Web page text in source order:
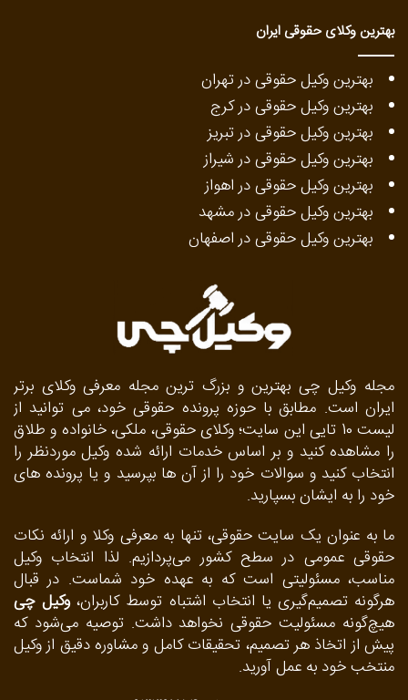
بهترین وکلای حقوقی ایران
بهترین وکیل حقوقی در تهران
بهترین وکیل حقوقی در کرج
بهترین وکیل حقوقی در تبریز
بهترین وکیل حقوقی در شیراز
بهترین وکیل حقوقی در اهواز
بهترین وکیل حقوقی در مشهد
بهترین وکیل حقوقی در اصفهان
مجله وکیل چی بهترین و بزرگ ترین مجله معرفی وکلای برتر
ایران است. مطابق با حوزه پرونده حقوقی خود، می توانید از
لیست 10 تایی این سایت؛ وکلای حقوقی، ملکی، خانواده و طلاق
را مشاهده کنید و بر اساس خدمات ارائه شده وکیل موردنظر را
انتخاب کنید و سوالات خود را از آن ها بپرسید و یا پرونده های
خود را به ایشان بسپارید.
ما به‌ عنوان یک سایت حقوقی، تنها به معرفی وکلا و ارائه نکات
حقوقی عمومی در سطح کشور می‌پردازیم. لذا انتخاب وکیل
مناسب، مسئولیتی است که به عهده خود شماست. در قبال
هرگونه تصمیم‌گیری یا انتخاب اشتباه توسط کاربران،وکیل چی
هیچ‌گونه مسئولیت حقوقی نخواهد داشت. توصیه می‌شود که
پیش از اتخاذ هر تصمیم، تحقیقات کامل و مشاوره دقیق از وکیل
منتخب خود به عمل آورید.